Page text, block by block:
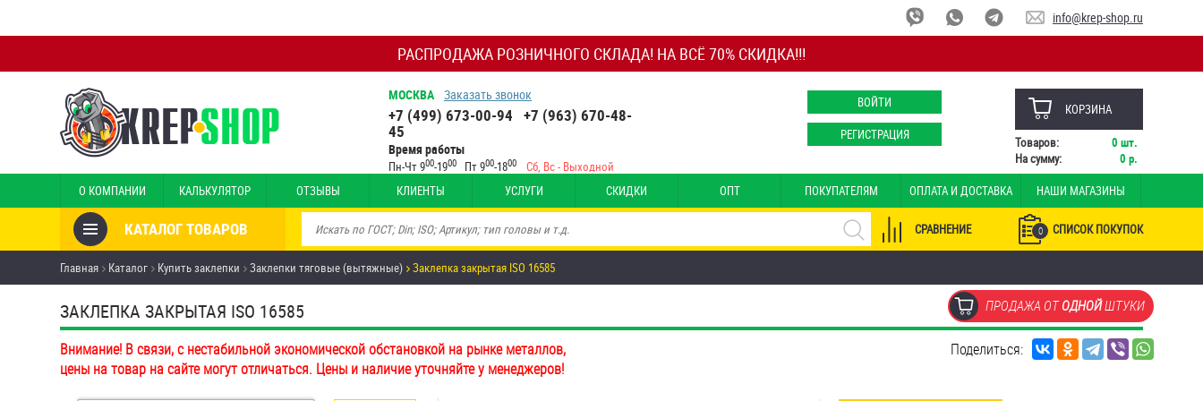
РАСПРОДАЖА РОЗНИЧНОГО СКЛАДА! НА ВСЁ 70% СКИДКА!!!
info@krep-shop.ru
МОСКВА Заказать звонок
+7 (499) 673-00-94 +7 (963) 670-48-
45
Время работы
Пн-Чт 900-1900 Пт 900-1800 Сб, Вс - Выходной
ВОЙТИ
РЕГИСТРАЦИЯ
КОРЗИНА
Товаров: 0 шт.
На сумму:
0 р.
О КОМПАНИИ КАЛЬКУЛЯТОР ОТЗЫВЫ КЛИЕНТЫ УСЛУГИ СКИДКИ ОПТ ПОКУПАТЕЛЯМ ОПЛАТА И ДОСТАВКА НАШИ МАГАЗИНЫ
КАТАЛОГ ТОВАРОВ 0 СПИСОК ПОКУПОК
СРАВНЕНИЕ
Товары со скидкой
Анкеры
Антивандальный крепёж,
инструмент
Болты и винты
Главная Каталог Купить заклепки Заклепки тяговые (вытяжные) Заклепка закрытая ISO 16585
ЗАКЛЕПКА ЗАКРЫТАЯ ISO 16585 ПРОДАЖА ОТОДНОЙШТУКИ
Внимание! В связи, с нестабильной экономической обстановкой на рынке металлов,
цены на товар на сайте могут отличаться. Цены и наличие уточняйте у менеджеров!
Поделиться: